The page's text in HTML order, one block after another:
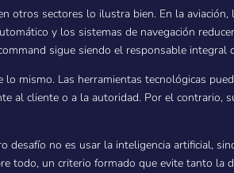
otros sectores lo ilustra bien. En la
y los sistemas de navegación
sigue siendo el responsable integral
lo mismo. Las herramientas tecnológicas
al cliente o a la autoridad. Por el contrario,
desafío no es usar la inteligencia artificial,
todo, un criterio formado que evite tanto la